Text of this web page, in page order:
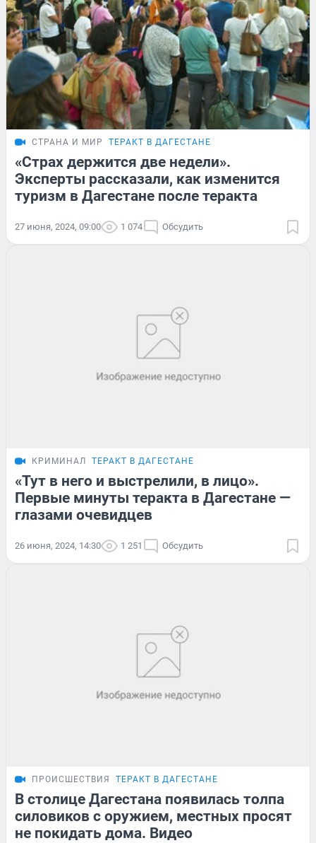
СТРАНА И МИР ТЕРАКТ В ДАГЕСТАНЕ
«Страх держится две недели».
Эксперты рассказали, как изменится
туризм в Дагестане после теракта
27 июня, 2024, 09:00 1 074 Обсудить
КРИМИНАЛ ТЕРАКТ В ДАГЕСТАНЕ
«Тут в него и выстрелили, в лицо».
Первые минуты теракта в Дагестане —
глазами очевидцев
26 июня, 2024, 14:30 1 251 Обсудить
ПРОИСШЕСТВИЯ ТЕРАКТ В ДАГЕСТАНЕ
В столице Дагестана появилась толпа
силовиков с оружием, местных просят
не покидать дома. Видео